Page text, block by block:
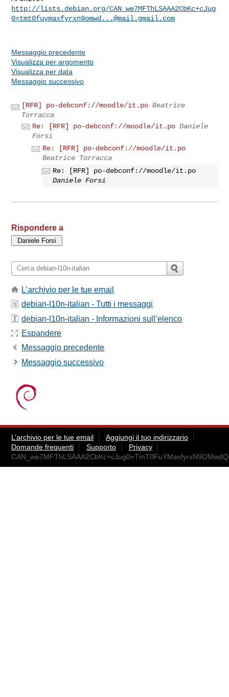
http://lists.debian.org/CAN_we7MFThLSAAA2CbKc+cJug
0=tmt0fuymaxfyrxn9omwd...@mail.gmail.com
Messaggio precedente
Visualizza per argomento
Visualizza per data
Messaggio successivo
[RFR] po-debconf://moodle/it.po Beatrice
Torracca
Re: [RFR] po-debconf://moodle/it.po Daniele
Forsi
Re: [RFR] po-debconf://moodle/it.po
Beatrice Torracca
Re: [RFR] po-debconf://moodle/it.po
Daniele Forsi
Rispondere a
L’archivio per le tue email
debian-l10n-italian - Tutti i messaggi
debian-l10n-italian - Informazioni sull’elenco
Espandere
Messaggio precedente
Messaggio successivo
L’archivio per le tue email
Aggiungi il tuo indirizzario
Domande frequenti
Supporto
Privacy